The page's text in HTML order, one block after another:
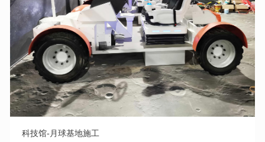
科技馆-月球基地施工